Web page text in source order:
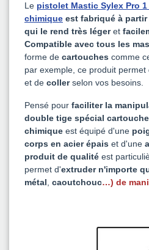
Le pistolet Mastic Sylex Pro
chimique est fabriqué à
qui le rend très légeret
Compatible avec tous les
forme de cartouches comme
par exemple, ce produit permet
et de collerselon vos besoins.
Pensé pour faciliter la
double tige spécial
chimique est équipé d'une
corps en acier épais et d'une
produit de qualité est
permet d'extruder n'importe
métal caoutchouc…) de